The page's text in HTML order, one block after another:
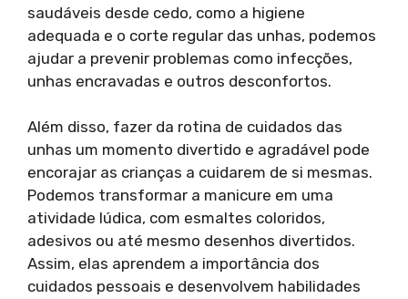
saudáveis ​​desde cedo, como a higiene
adequada e o corte regular das unhas, podemos
ajudar a prevenir problemas como infecções,
unhas encravadas e outros desconfortos.
Além disso, fazer da rotina de cuidados das
unhas um momento divertido e agradável pode
encorajar as crianças a cuidarem de si mesmas.
Podemos transformar a manicure em uma
atividade lúdica, com esmaltes coloridos,
adesivos ou até mesmo desenhos divertidos.
Assim, elas aprendem a importância dos
cuidados pessoais e desenvolvem habilidades